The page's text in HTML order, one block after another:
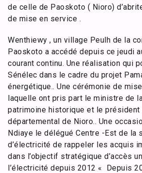
de celle de Paoskoto ( Nioro)
de mise en service .
Wenthiewy , un village Peulh de la
Paoskoto a accédé depuis ce jeudi
courant continu. Une réalisation qui
Sénélec dans le cadre du projet
énergétique.. Une cérémonie de
laquelle ont pris part le ministre de
patrimoine historique et le président
départemental de Nioro.. Une
Ndiaye le délégué Centre -Est de la
d’électricité de rappeler les acquis
dans l’objectif stratégique d’accès
l’électricité depuis 2012 « Depuis